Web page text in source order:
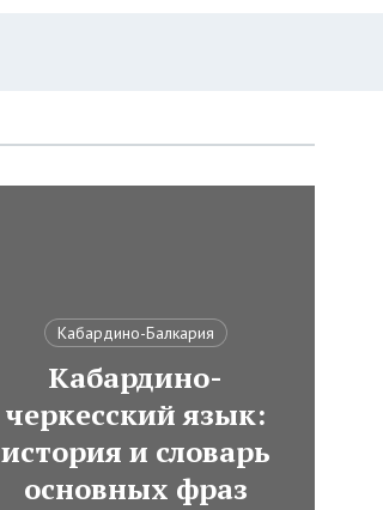
Кабардино-Балкария
Кабардино-
черкесский язык:
история и словарь
основных фраз